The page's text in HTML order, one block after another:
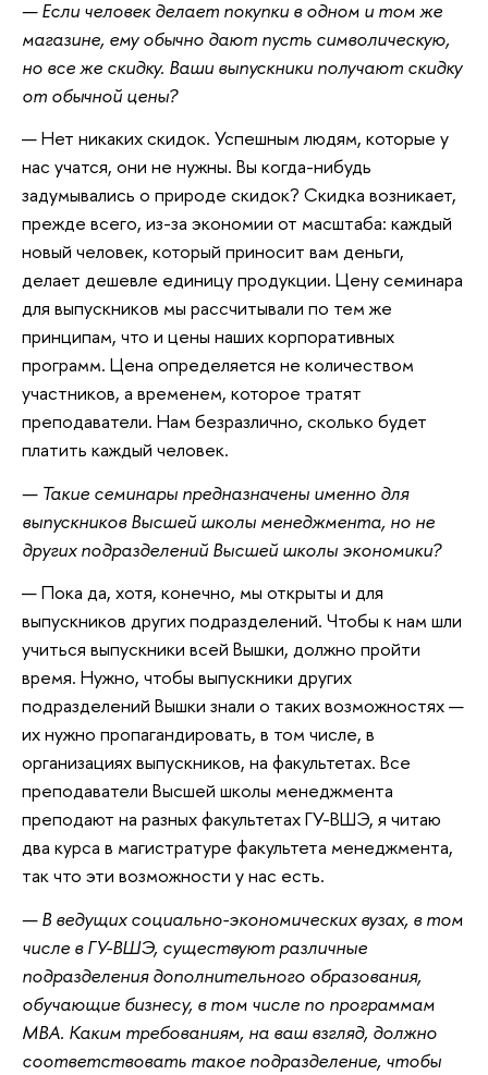
— Если человек делает покупки в одном и том же
магазине, ему обычно дают пусть символическую,
но все же скидку. Ваши выпускники получают скидку
от обычной цены?
— Нет никаких скидок. Успешным людям, которые у
нас учатся, они не нужны. Вы когда-нибудь
задумывались о природе скидок? Скидка возникает,
прежде всего, из-за экономии от масштаба: каждый
новый человек, который приносит вам деньги,
делает дешевле единицу продукции. Цену семинара
для выпускников мы рассчитывали по тем же
принципам, что и цены наших корпоративных
программ. Цена определяется не количеством
участников, а временем, которое тратят
преподаватели. Нам безразлично, сколько будет
платить каждый человек.
— Такие семинары предназначены именно для
выпускников Высшей школы менеджмента, но не
других подразделений Высшей школы экономики?
— Пока да, хотя, конечно, мы открыты и для
выпускников других подразделений. Чтобы к нам шли
учиться выпускники всей Вышки, должно пройти
время. Нужно, чтобы выпускники других
подразделений Вышки знали о таких возможностях —
их нужно пропагандировать, в том числе, в
организациях выпускников, на факультетах. Все
преподаватели Высшей школы менеджмента
преподают на разных факультетах ГУ-ВШЭ, я читаю
два курса в магистратуре факультета менеджмента,
так что эти возможности у нас есть.
— В ведущих социально-экономических вузах, в том
числе в ГУ-ВШЭ, существуют различные
подразделения дополнительного образования,
обучающие бизнесу, в том числе по программам
МВА. Каким требованиям, на ваш взгляд, должно
соответствовать такое подразделение, чтобы